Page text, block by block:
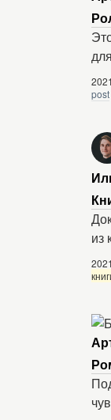
2021
post
из
2021